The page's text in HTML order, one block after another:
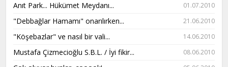
Anıt Park... Hükümet Meydanı... 01.07.2010
"Debbağlar Hamamı" onarılırken... 21.06.2010
"Köşebazlar" ve nasıl bir vali... 14.06.2010
Mustafa Çizmecioğlu S.B.L. / İyi fikir... 08.06.2010